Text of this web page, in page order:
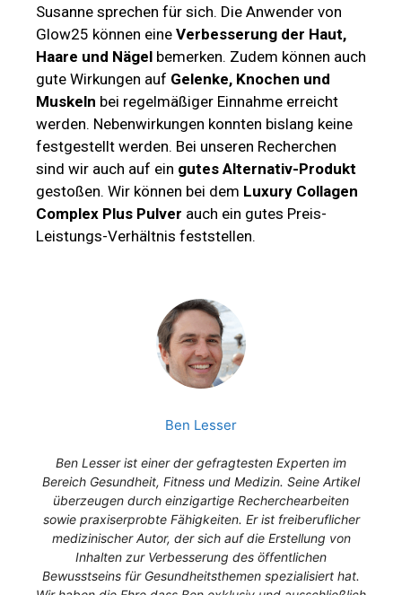
Susanne sprechen für sich. Die Anwender von
Glow25 können eine Verbesserung der Haut,
Haare und Nägel bemerken. Zudem können auch
gute Wirkungen auf Gelenke, Knochen und
Muskeln bei regelmäßiger Einnahme erreicht
werden. Nebenwirkungen konnten bislang keine
festgestellt werden. Bei unseren Recherchen
sind wir auch auf ein gutes Alternativ-Produkt
gestoßen. Wir können bei dem Luxury Collagen
Complex Plus Pulver auch ein gutes Preis-
Leistungs-Verhältnis feststellen.
Ben Lesser
Ben Lesser ist einer der gefragtesten Experten im
Bereich Gesundheit, Fitness und Medizin. Seine Artikel
überzeugen durch einzigartige Recherchearbeiten
sowie praxiserprobte Fähigkeiten. Er ist freiberuflicher
medizinischer Autor, der sich auf die Erstellung von
Inhalten zur Verbesserung des öffentlichen
Bewusstseins für Gesundheitsthemen spezialisiert hat.